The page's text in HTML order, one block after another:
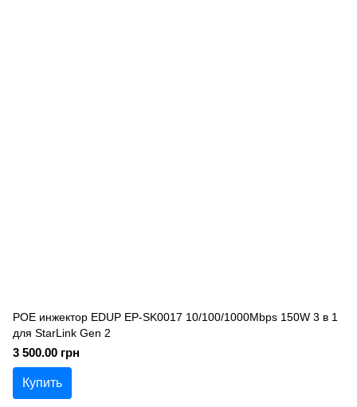
POE инжектор EDUP EP-SK0017 10/100/1000Mbps 150W 3 в 1
для StarLink Gen 2
3 500.00 грн
Купить